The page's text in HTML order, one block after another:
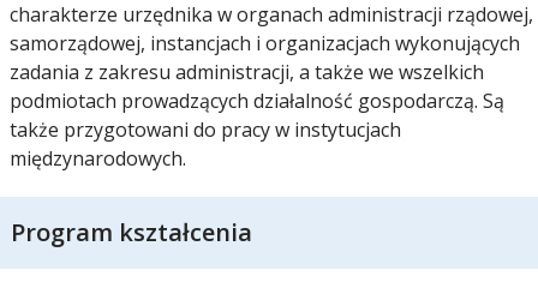
charakterze urzędnika w organach administracji rządowej,
samorządowej, instancjach i organizacjach wykonujących
zadania z zakresu administracji, a także we wszelkich
podmiotach prowadzących działalność gospodarczą. Są
także przygotowani do pracy w instytucjach
międzynarodowych.
Program kształcenia